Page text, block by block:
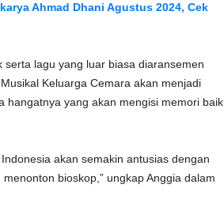
Ahmad Dhani Agustus 2024, Cek
lagu yang luar biasa diaransemen
Keluarga Cemara akan menjadi
hangatnya yang akan mengisi memori baik
akan semakin antusias dengan
bioskop,” ungkap Anggia dalam